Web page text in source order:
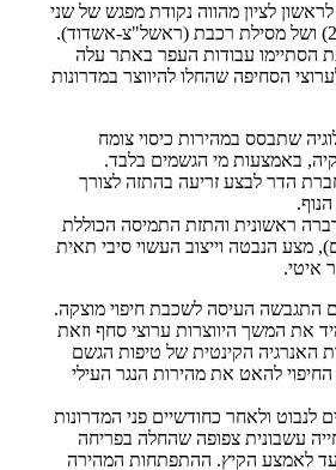
לציון מהווה נקודת מפגש של שני
ינואר 2009, עת הסתיימו עבודות העפר באתר עלה
הסחיפה שהחלו להיווצר במדרונות
שתבסס במהירות כיסוי צומח
באמצעות מי הגשמים בלבד.
הדר לבצע זריעה בהתזה לצורך
ראשונית והתזת התמיסה הכוללת
מצע הנבטה וייצוב העשוי סיבי תאית
איטי.
התגבשה העיסה לשכבת חיפוי מוצקה.
את המשך היווצרות ערוצי סחף וזאת
האנרגיה הקינטית של טיפות הגשם
להאט את מהירות הנגר העילי
לנבוט ולאחר כחודשיים פני המדרונות
עשבונית צפופה שהחלה בפריחה
לאמצע הקיץ. ההתפתחות המהירה